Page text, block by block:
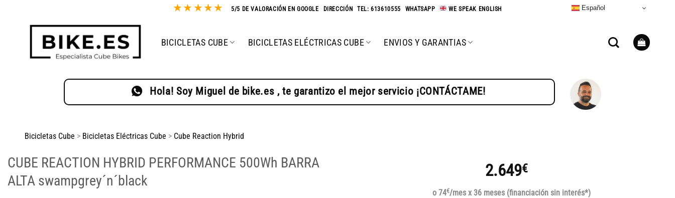
★ ★ ★★★ 5/5 DE VALORACIÓN EN GOOGLE DIRECCIÓN -TEL: 613610555 WHATSAPP WE SPEAK ENGLISH Español
BICICLETAS CUBE BICICLETAS ELÉCTRICAS CUBE ENVIOS Y GARANTIAS
Hola! Soy Miguel de bike.es , te garantizo el mejor servicio ¡CONTÁCTAME!
Bicicletas Cube > Bicicletas Eléctricas Cube > Cube Reaction Hybrid
CUBE REACTION HYBRID PERFORMANCE 500Wh BARRA
ALTA swampgrey´n´black
2.649€
o 74€/mes x 36 meses (financiación sin interés*)